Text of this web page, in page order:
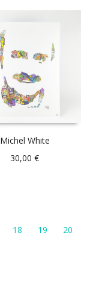
Michel White
30,00€
18 19 20